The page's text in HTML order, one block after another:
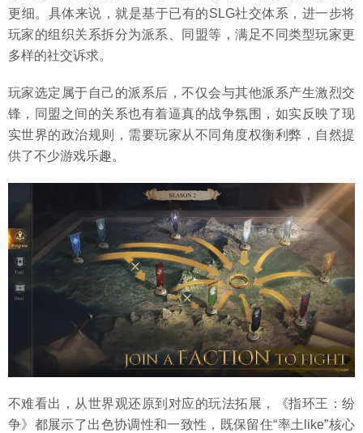
更细。具体来说，就是基于已有的SLG社交体系，进一步将
玩家的组织关系拆分为派系、同盟等，满足不同类型玩家更
多样的社交诉求。
玩家选定属于自己的派系后，不仅会与其他派系产生激烈交
锋，同盟之间的关系也有着逼真的战争氛围，如实反映了现
实世界的政治规则，需要玩家从不同角度权衡利弊，自然提
供了不少游戏乐趣。
不难看出，从世界观还原到对应的玩法拓展，《指环王：纷
争》都展示了出色协调性和一致性，既保留住“率土like”核心